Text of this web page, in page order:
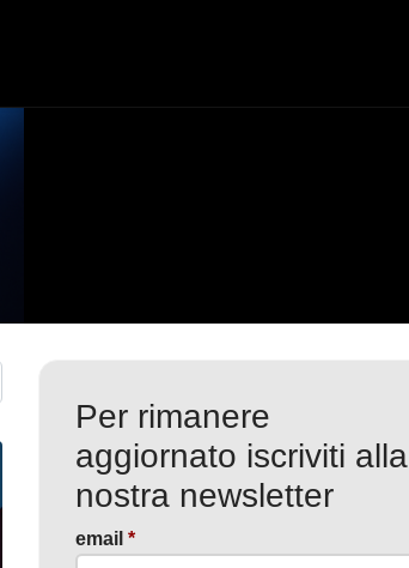
Per rimanere
aggiornato iscriviti alla
nostra newsletter
email *